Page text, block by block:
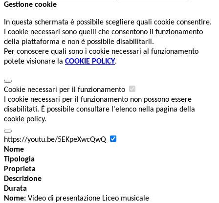
Gestione cookie
In questa schermata è possibile scegliere quali cookie consentire.
I cookie necessari sono quelli che consentono il funzionamento
della piattaforma e non è possibile disabilitarli.
Per conoscere quali sono i cookie necessari al funzionamento
potete visionare la COOKIE POLICY.
Cookie necessari per il funzionamento
I cookie necessari per il funzionamento non possono essere
disabilitati. È possibile consultare l'elenco nella pagina della
cookie policy.
https://youtu.be/5EKpeXwcQwQ
Nome
Tipologia
Proprieta
Descrizione
Durata
Nome: Video di presentazione Liceo musicale